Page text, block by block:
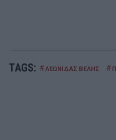
TAGS: #ΛΕΩΝΙΔΑΣ ΒΕΛΗΣ #